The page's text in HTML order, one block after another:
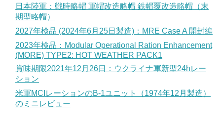
日本陸軍：戦時略帽 軍帽改造略帽 鉄帽覆改造略帽（末
期型略帽）
2027年検品 (2024年6月25日製造)：MRE Case A 開封編
2023年検品：Modular Operational Ration Enhancement
(MORE) TYPE2: HOT WEATHER PACK1
賞味期限2021年12月26日：ウクライナ軍新型24hレー
ション
米軍MCIレーションのB-1ユニット（1974年12月製造）
のミニレビュー